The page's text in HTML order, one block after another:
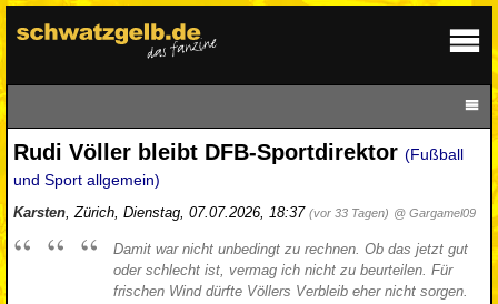
Rudi Völler bleibt DFB-Sportdirektor (Fußball
und Sport allgemein)
Karsten,Zürich, Dienstag, 07.07.2026, 18:37 (vor 33 Tagen) @ Gargamel09
Damit war nicht unbedingt zu rechnen. Ob das jetzt gut
oder schlecht ist, vermag ich nicht zu beurteilen. Für
frischen Wind dürfte Völlers Verbleib eher nicht sorgen.